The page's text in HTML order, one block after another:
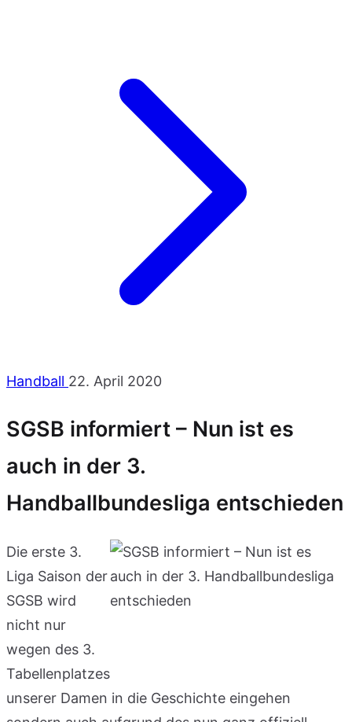
Handball 22. April 2020
SGSB informiert – Nun ist es
auch in der 3.
Handballbundesliga entschieden
Die erste 3.
Liga Saison der
SGSB wird
nicht nur
wegen des 3.
Tabellenplatzes
unserer Damen in die Geschichte eingehen